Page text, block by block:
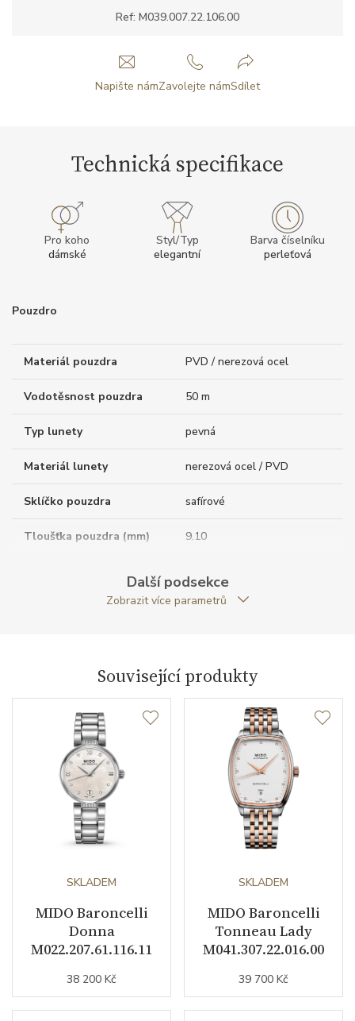
Ref: M039.007.22.106.00
Napište námZavolejte námSdílet
Technická specifikace
Pro koho
dámské
Styl/Typ
elegantní
Barva číselníku
perleťová
Pouzdro
Materiál pouzdra PVD / nerezová ocel
Vodotěsnost pouzdra 50 m
Typ lunety pevná
Materiál lunety nerezová ocel / PVD
Sklíčko pouzdra safírové
Tloušťka pouzdra (mm) 9.10
Antireflexní sklíčko ANO
Materiál korunky nerezová ocel / PVD
Průměr pouzdra (mm)
Typ strojku MIDO Automatic 38
Rezerva chodu strojku
Kalibr strojku automatický nátah
Kameny strojku
Kyvy strojku 28800
Další podsekce
Zobrazit více parametrů
Související produkty
SKLADEM
MIDO Baroncelli
Donna
M022.207.61.116.11
38 200 Kč
SKLADEM
MIDO Baroncelli
Tonneau Lady
M041.307.22.016.00
39 700 Kč